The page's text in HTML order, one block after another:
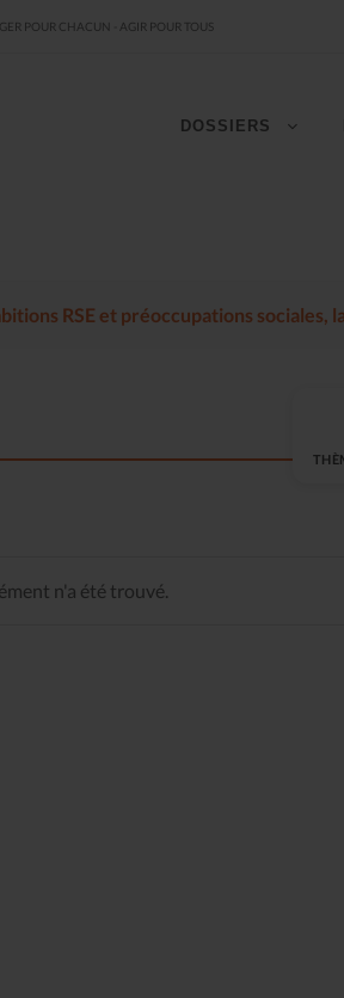
POUR CHACUN - AGIR POUR TOUS
DOSSIERS
RSE et préoccupations sociales,
n'a été trouvé.